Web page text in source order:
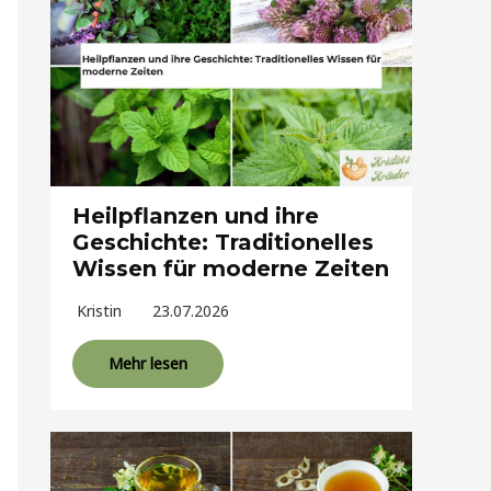
Heilpflanzen und ihre
Geschichte: Traditionelles
Wissen für moderne Zeiten
Kristin 23.07.2026
Mehr lesen